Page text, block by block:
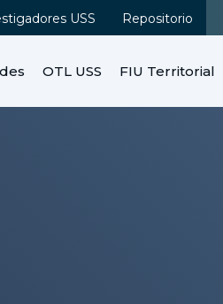
USS Repositorio
OTL USS FIU Territorial